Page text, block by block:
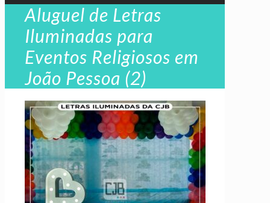
Aluguel de Letras
Iluminadas para
Eventos Religiosos em
João Pessoa (2)